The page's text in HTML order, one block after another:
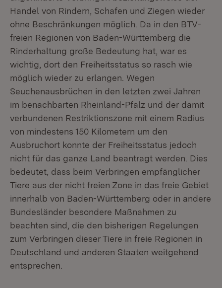
Handel von Rindern, Schafen und Ziegen wieder
ohne Beschränkungen möglich. Da in den BTV-
freien Regionen von Baden-Württemberg die
Rinderhaltung große Bedeutung hat, war es
wichtig, dort den Freiheitsstatus so rasch wie
möglich wieder zu erlangen. Wegen
Seuchenausbrüchen in den letzten zwei Jahren
im benachbarten Rheinland-Pfalz und der damit
verbundenen Restriktionszone mit einem Radius
von mindestens 150 Kilometern um den
Ausbruchort konnte der Freiheitsstatus jedoch
nicht für das ganze Land beantragt werden. Dies
bedeutet, dass beim Verbringen empfänglicher
Tiere aus der nicht freien Zone in das freie Gebiet
innerhalb von Baden-Württemberg oder in andere
Bundesländer besondere Maßnahmen zu
beachten sind, die den bisherigen Regelungen
zum Verbringen dieser Tiere in freie Regionen in
Deutschland und anderen Staaten weitgehend
entsprechen.